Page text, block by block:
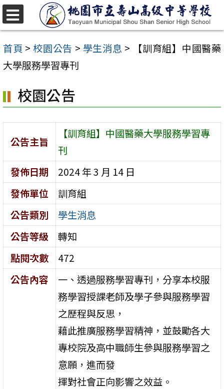
跳
至
主
要
容
區
首頁 > 校園公告 > 學生消息 >
【訓育組】中國醫藥
大學服務學習專刊
校園公告
公告主旨
【訓育組】中國醫藥大學服務學習專
刊
發佈日期
2024 年 3 月 14 日
發佈單位
訓育組
公告類別
學生消息
公告等級
轉知
點閱次數
472
公告內容
一、透過服務學習專刊，分享本校服
務學習授課老師及學子參與服務學習
之歷程與反思，
藉此推廣服務學習精神，並鼓勵各大
專校院及高中職師生參與服務學習之
意願，進而發
揮對社會正向影響之效益。
選
單